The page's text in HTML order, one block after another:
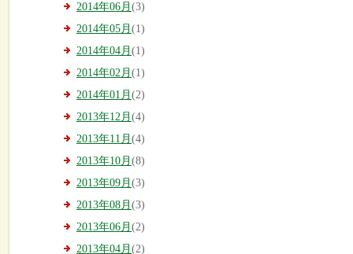
2014年06月 (3)
2014年05月 (1)
2014年04月 (1)
2014年02月 (1)
2014年01月 (2)
2013年12月 (4)
2013年11月 (4)
2013年10月 (8)
2013年09月 (3)
2013年08月 (3)
2013年06月 (2)
2013年04月 (2)